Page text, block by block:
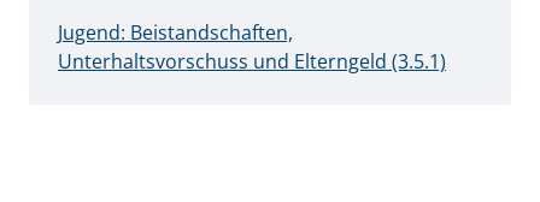
Jugend: Beistandschaften,
Unterhaltsvorschuss und Elterngeld (3.5.1)